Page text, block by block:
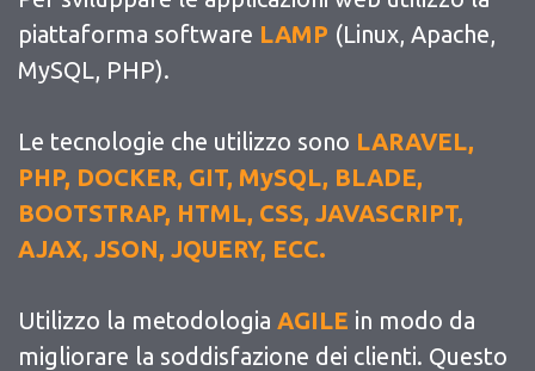
piattaforma software LAMP (Linux, Apache,
MySQL, PHP).
Le tecnologie che utilizzo sono LARAVEL,
PHP, DOCKER, GIT, MySQL, BLADE,
BOOTSTRAP, HTML, CSS, JAVASCRIPT,
AJAX, JSON, JQUERY, ECC.
Utilizzo la metodologia AGILE in modo da
migliorare la soddisfazione dei clienti. Questo